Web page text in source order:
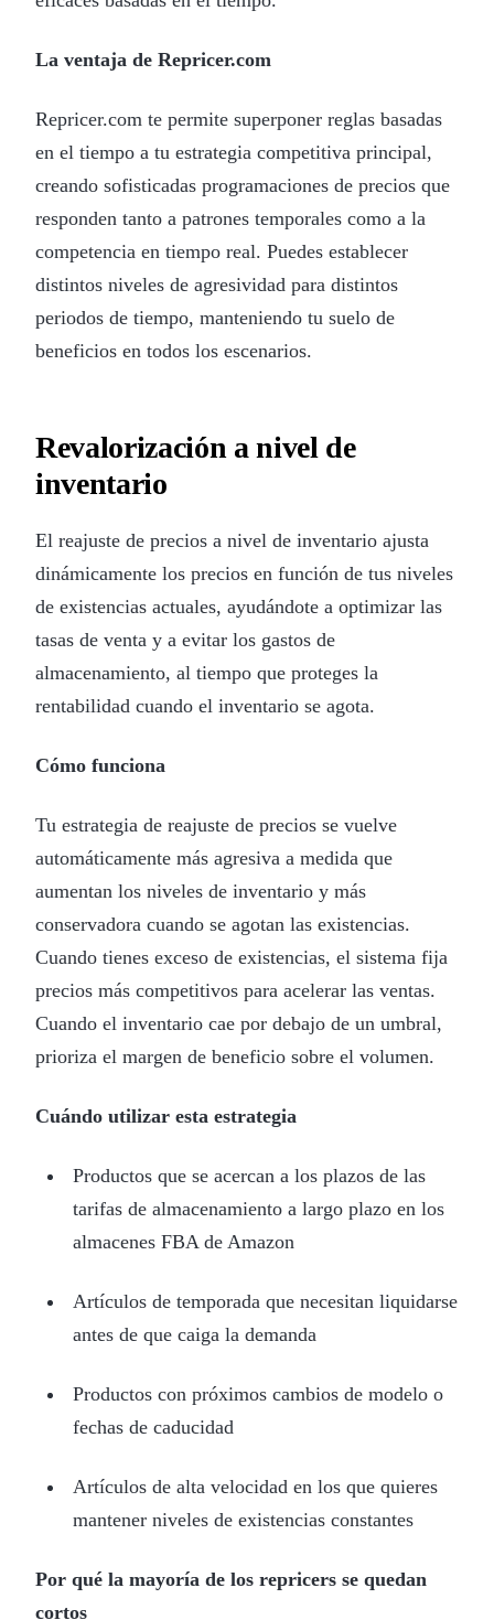
La ventaja de Repricer.com
Repricer.com te permite superponer reglas basadas
en el tiempo a tu estrategia competitiva principal,
creando sofisticadas programaciones de precios que
responden tanto a patrones temporales como a la
competencia en tiempo real. Puedes establecer
distintos niveles de agresividad para distintos
periodos de tiempo, manteniendo tu suelo de
beneficios en todos los escenarios.
Revalorización a nivel de
inventario
El reajuste de precios a nivel de inventario ajusta
dinámicamente los precios en función de tus niveles
de existencias actuales, ayudándote a optimizar las
tasas de venta y a evitar los gastos de
almacenamiento, al tiempo que proteges la
rentabilidad cuando el inventario se agota.
Cómo funciona
Tu estrategia de reajuste de precios se vuelve
automáticamente más agresiva a medida que
aumentan los niveles de inventario y más
conservadora cuando se agotan las existencias.
Cuando tienes exceso de existencias, el sistema fija
precios más competitivos para acelerar las ventas.
Cuando el inventario cae por debajo de un umbral,
prioriza el margen de beneficio sobre el volumen.
Cuándo utilizar esta estrategia
Productos que se acercan a los plazos de las
tarifas de almacenamiento a largo plazo en los
almacenes FBA de Amazon
Artículos de temporada que necesitan liquidarse
antes de que caiga la demanda
Productos con próximos cambios de modelo o
fechas de caducidad
Artículos de alta velocidad en los que quieres
mantener niveles de existencias constantes
Por qué la mayoría de los repricers se quedan
cortos